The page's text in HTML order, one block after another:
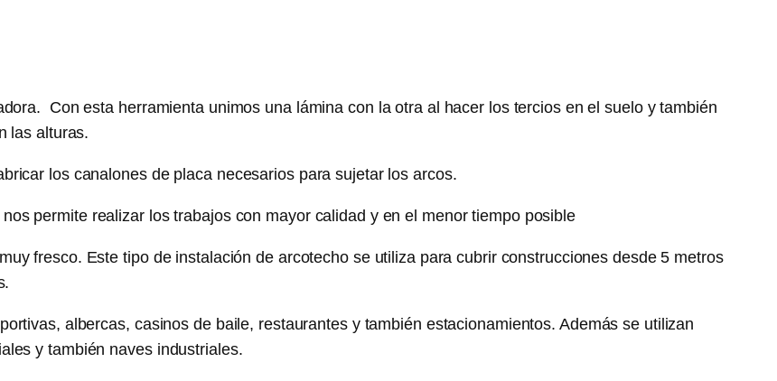
Con esta herramienta unimos una lámina con la otra al hacer los tercios en el suelo y también
las alturas.
los canalones de placa necesarios para sujetar los arcos.
permite realizar los trabajos con mayor calidad y en el menor tiempo posible
fresco. Este tipo de instalación de arcotecho se utiliza para cubrir construcciones desde 5 metros
albercas, casinos de baile, restaurantes y también estacionamientos. Además se utilizan
y también naves industriales.